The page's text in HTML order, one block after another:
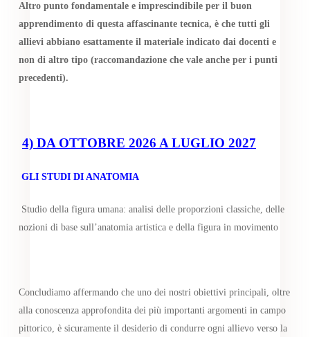
Altro punto fondamentale e imprescindibile per il buon
apprendimento di questa affascinante tecnica, è che tutti gli
allievi abbiano esattamente il materiale indicato dai docenti e
non di altro tipo (raccomandazione che vale anche per i punti
precedenti).
4) DA OTTOBRE 2026 A LUGLIO 2027
GLI STUDI DI ANATOMIA
Studio della figura umana: analisi delle proporzioni classiche, delle
nozioni di base sull’anatomia artistica e della figura in movimento
Concludiamo affermando che uno dei nostri obiettivi principali, oltre
alla conoscenza approfondita dei più importanti argomenti in campo
pittorico, è sicuramente il desiderio di condurre ogni allievo verso la